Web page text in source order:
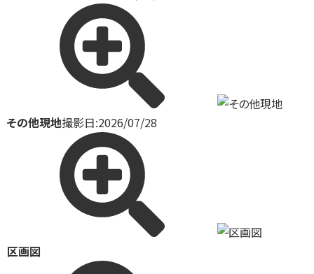
その他現地撮影日:2026/07/28
区画図